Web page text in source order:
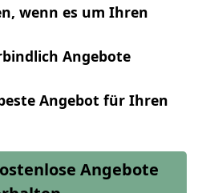
wenn es um Ihren
Angebote
Angebot für Ihren
Angebote